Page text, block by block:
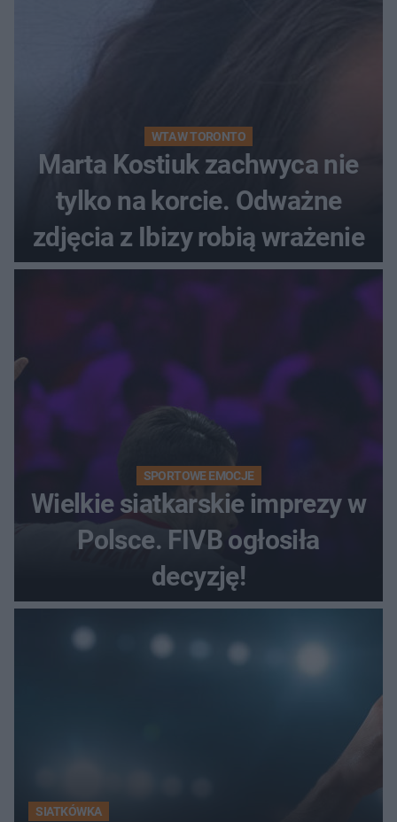
WTA W TORONTO
Marta Kostiuk zachwyca nie
tylko na korcie. Odważne
zdjęcia z Ibizy robią wrażenie
SPORTOWE EMOCJE
Wielkie siatkarskie imprezy w
Polsce. FIVB ogłosiła
decyzję!
SIATKÓWKA